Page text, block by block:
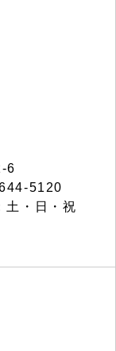
6
5120
土・日・祝